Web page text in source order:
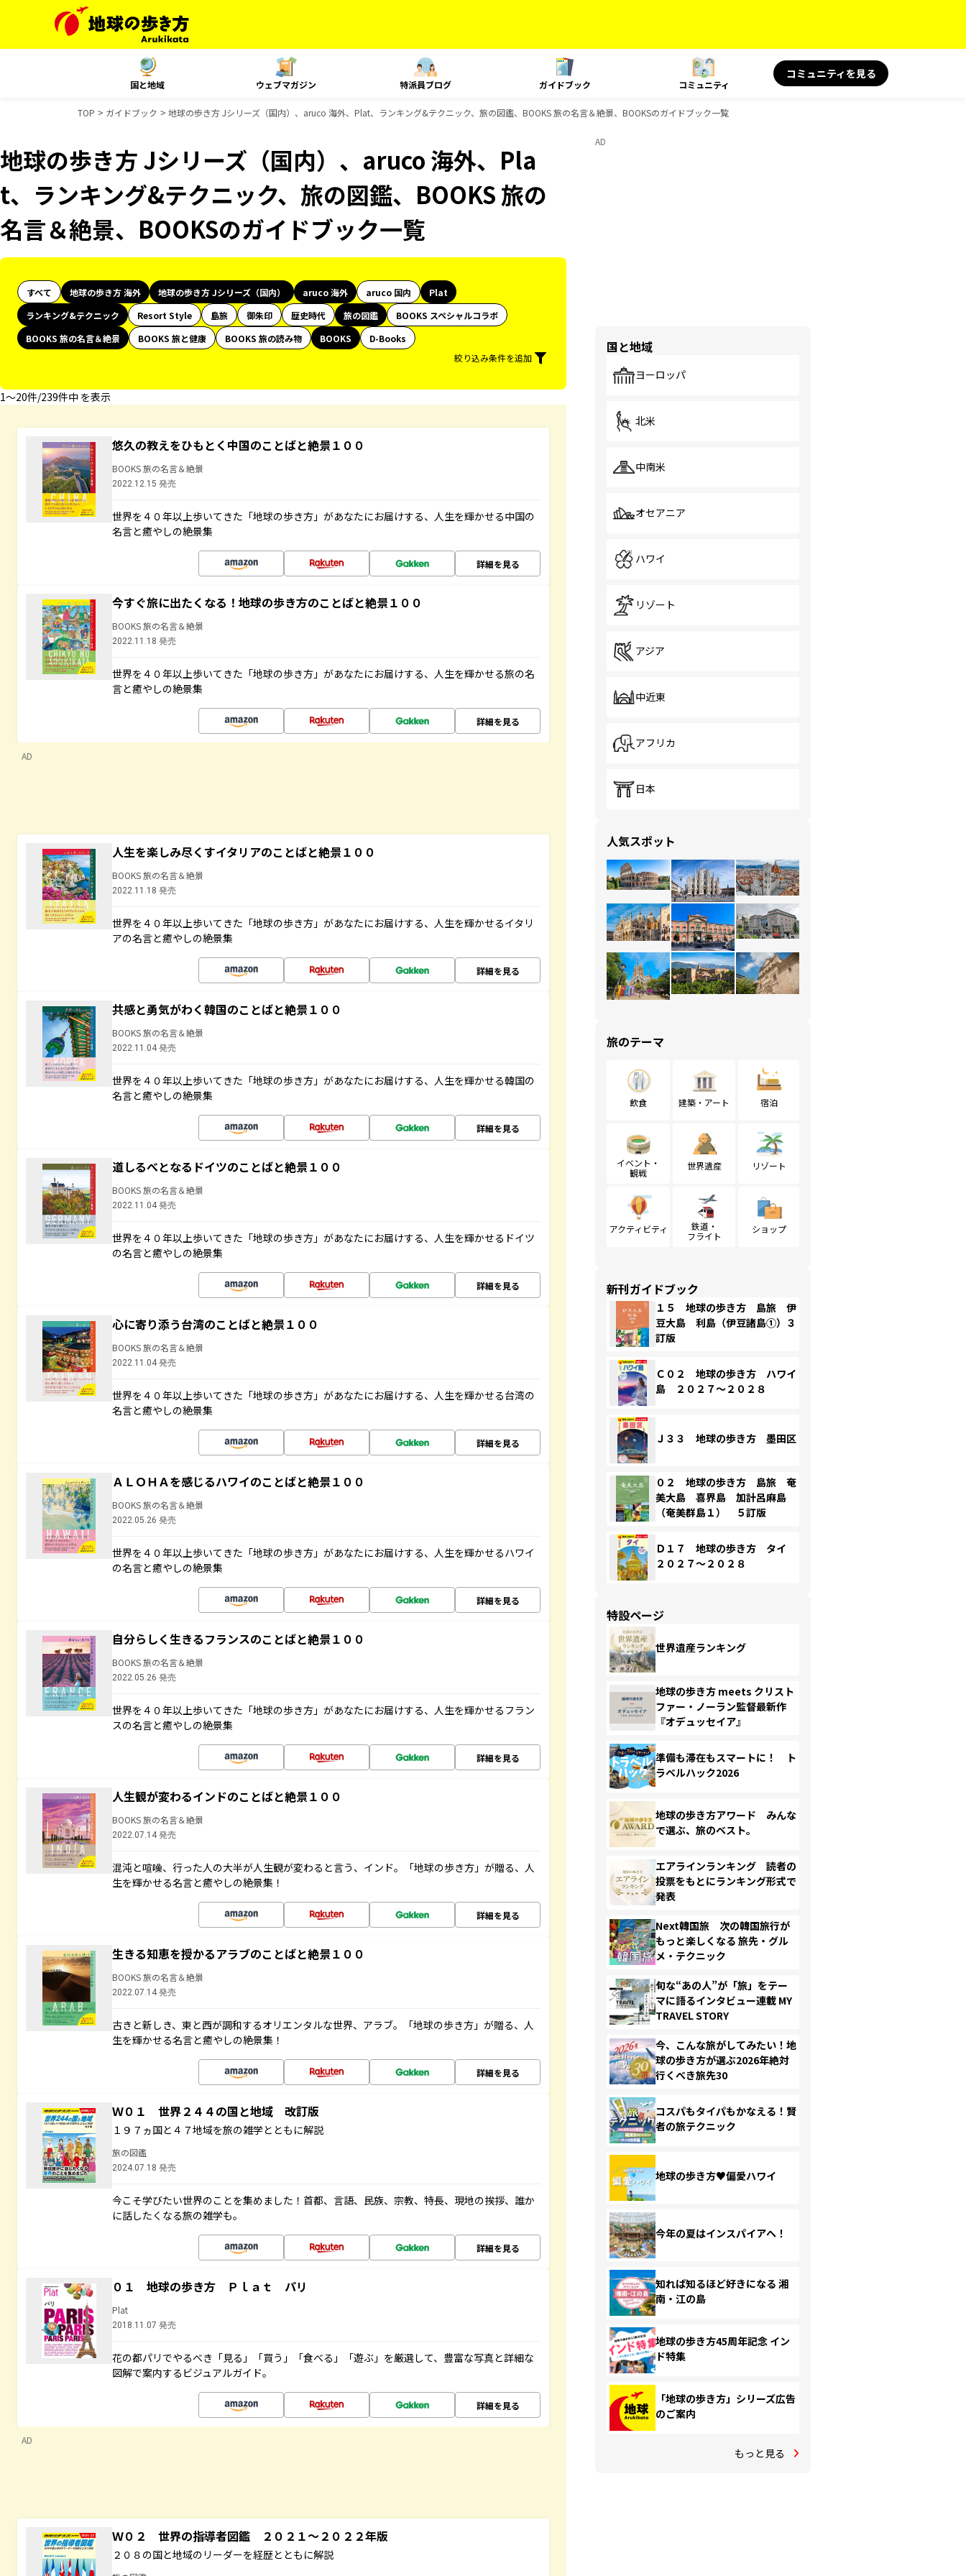
国と地域 ウェブマガジン 特派員ブログ ガイドブック コミュニティ
コミュニティを見る
TOP ガイドブック 地球の歩き方 Jシリーズ（国内）、aruco 海外、Plat、ランキング&テクニック、旅の図鑑、BOOKS 旅の名言＆絶景、BOOKSのガイドブック一覧
地球の歩き方 Jシリーズ（国内）、aruco 海外、Pla
t、ランキング&テクニック、旅の図鑑、BOOKS 旅の
名言＆絶景、BOOKSのガイドブック一覧
すべて 地球の歩き方 海外 地球の歩き方 Jシリーズ（国内） aruco 海外 aruco 国内
Plat
ランキング&テクニック
Resort Style 島旅 御朱印 歴史時代 旅の図鑑
BOOKS スペシャルコラボ
BOOKS 旅の名言＆絶景
BOOKS 旅と健康 BOOKS 旅の読み物 BOOKS
D-Books
絞り込み条件を追加
1〜20件/239件中 を表示
悠久の教えをひもとく中国のことばと絶景１００
BOOKS 旅の名言＆絶景
2022.12.15 発売
世界を４０年以上歩いてきた「地球の歩き方」があなたにお届けする、人生を輝かせる中国の
名言と癒やしの絶景集
詳細を見る
今すぐ旅に出たくなる！地球の歩き方のことばと絶景１００
BOOKS 旅の名言＆絶景
2022.11.18 発売
世界を４０年以上歩いてきた「地球の歩き方」があなたにお届けする、人生を輝かせる旅の名
言と癒やしの絶景集
詳細を見る
AD
人生を楽しみ尽くすイタリアのことばと絶景１００
BOOKS 旅の名言＆絶景
2022.11.18 発売
世界を４０年以上歩いてきた「地球の歩き方」があなたにお届けする、人生を輝かせるイタリ
アの名言と癒やしの絶景集
詳細を見る
共感と勇気がわく韓国のことばと絶景１００
BOOKS 旅の名言＆絶景
2022.11.04 発売
世界を４０年以上歩いてきた「地球の歩き方」があなたにお届けする、人生を輝かせる韓国の
名言と癒やしの絶景集
詳細を見る
道しるべとなるドイツのことばと絶景１００
BOOKS 旅の名言＆絶景
2022.11.04 発売
世界を４０年以上歩いてきた「地球の歩き方」があなたにお届けする、人生を輝かせるドイツ
の名言と癒やしの絶景集
詳細を見る
心に寄り添う台湾のことばと絶景１００
BOOKS 旅の名言＆絶景
2022.11.04 発売
世界を４０年以上歩いてきた「地球の歩き方」があなたにお届けする、人生を輝かせる台湾の
名言と癒やしの絶景集
詳細を見る
ＡＬＯＨＡを感じるハワイのことばと絶景１００
BOOKS 旅の名言＆絶景
2022.05.26 発売
世界を４０年以上歩いてきた「地球の歩き方」があなたにお届けする、人生を輝かせるハワイ
の名言と癒やしの絶景集
詳細を見る
自分らしく生きるフランスのことばと絶景１００
BOOKS 旅の名言＆絶景
2022.05.26 発売
世界を４０年以上歩いてきた「地球の歩き方」があなたにお届けする、人生を輝かせるフラン
スの名言と癒やしの絶景集
詳細を見る
人生観が変わるインドのことばと絶景１００
BOOKS 旅の名言＆絶景
2022.07.14 発売
混沌と喧噪、行った人の大半が人生観が変わると言う、インド。「地球の歩き方」が贈る、人
生を輝かせる名言と癒やしの絶景集！
詳細を見る
生きる知恵を授かるアラブのことばと絶景１００
BOOKS 旅の名言＆絶景
2022.07.14 発売
古きと新しき、東と西が調和するオリエンタルな世界、アラブ。「地球の歩き方」が贈る、人
生を輝かせる名言と癒やしの絶景集！
詳細を見る
Ｗ０１ 世界２４４の国と地域 改訂版
１９７ヵ国と４７地域を旅の雑学とともに解説
旅の図鑑
2024.07.18 発売
今こそ学びたい世界のことを集めました！首都、言語、民族、宗教、特長、現地の挨拶、誰か
に話したくなる旅の雑学も。
詳細を見る
０１ 地球の歩き方 Ｐｌａｔ パリ
Plat
2018.11.07 発売
花の都パリでやるべき「見る」「買う」「食べる」「遊ぶ」を厳選して、豊富な写真と詳細な
図解で案内するビジュアルガイド。
詳細を見る
AD
Ｗ０２ 世界の指導者図鑑 ２０２１～２０２２年版
２０８の国と地域のリーダーを経歴とともに解説
AD
国と地域
ヨーロッパ
北米
中南米
オセアニア
ハワイ
リゾート
アジア
中近東
アフリカ
日本
人気スポット
旅のテーマ
飲食 建築・アート 宿泊
イベント・
観戦
世界遺産 リゾート
アクティビティ
鉄道・
フライト
ショップ
新刊ガイドブック
１５ 地球の歩き方 島旅 伊
豆大島 利島（伊豆諸島①）３
訂版
Ｃ０２ 地球の歩き方 ハワイ
島 ２０２７～２０２８
Ｊ３３ 地球の歩き方 墨田区
０２ 地球の歩き方 島旅 奄
美大島 喜界島 加計呂麻島
（奄美群島１） ５訂版
Ｄ１７ 地球の歩き方 タイ
２０２７～２０２８
特設ページ
世界遺産ランキング
地球の歩き方 meets クリスト
ファー・ノーラン監督最新作
『オデュッセイア』
準備も滞在もスマートに！ ト
ラベルハック2026
地球の歩き方アワード みんな
で選ぶ、旅のベスト。
エアラインランキング 読者の
投票をもとにランキング形式で
発表
Next韓国旅 次の韓国旅行が
もっと楽しくなる 旅先・グル
メ・テクニック
旬な“あの人”が「旅」をテー
マに語るインタビュー連載 MY
TRAVEL STORY
今、こんな旅がしてみたい！地
球の歩き方が選ぶ2026年絶対
行くべき旅先30
コスパもタイパもかなえる！賢
者の旅テクニック
地球の歩き方♥偏愛ハワイ
今年の夏はインスパイアへ！
知れば知るほど好きになる 湘
南・江の島
地球の歩き方45周年記念 イン
ド特集
「地球の歩き方」シリーズ広告
のご案内
もっと見る